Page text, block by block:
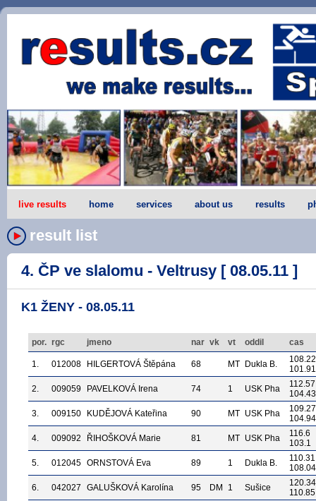
live results home services about us results
result list
4. ČP ve slalomu - Veltrusy [ 08.05.11 ]
K1 ŽENY - 08.05.11
por. rgc jmeno nar vk vt oddil cas
1. 012008 HILGERTOVÁ Štěpána 68 MT Dukla B.
108.22
101.91
2.
009059 PAVELKOVÁ Irena 74 1 USK Pha
112.57
104.43
3.
009150 KUDĚJOVÁ Kateřina 90 MT USK Pha
109.27
104.94
4.
009092 ŘIHOŠKOVÁ Marie 81 MT USK Pha
116.6
103.1
5.
012045 ORNSTOVÁ Eva 89 1 Dukla B.
110.31
108.04
6.
042027 GALUŠKOVÁ Karolína 95 DM 1 Sušice
120.34
110.85